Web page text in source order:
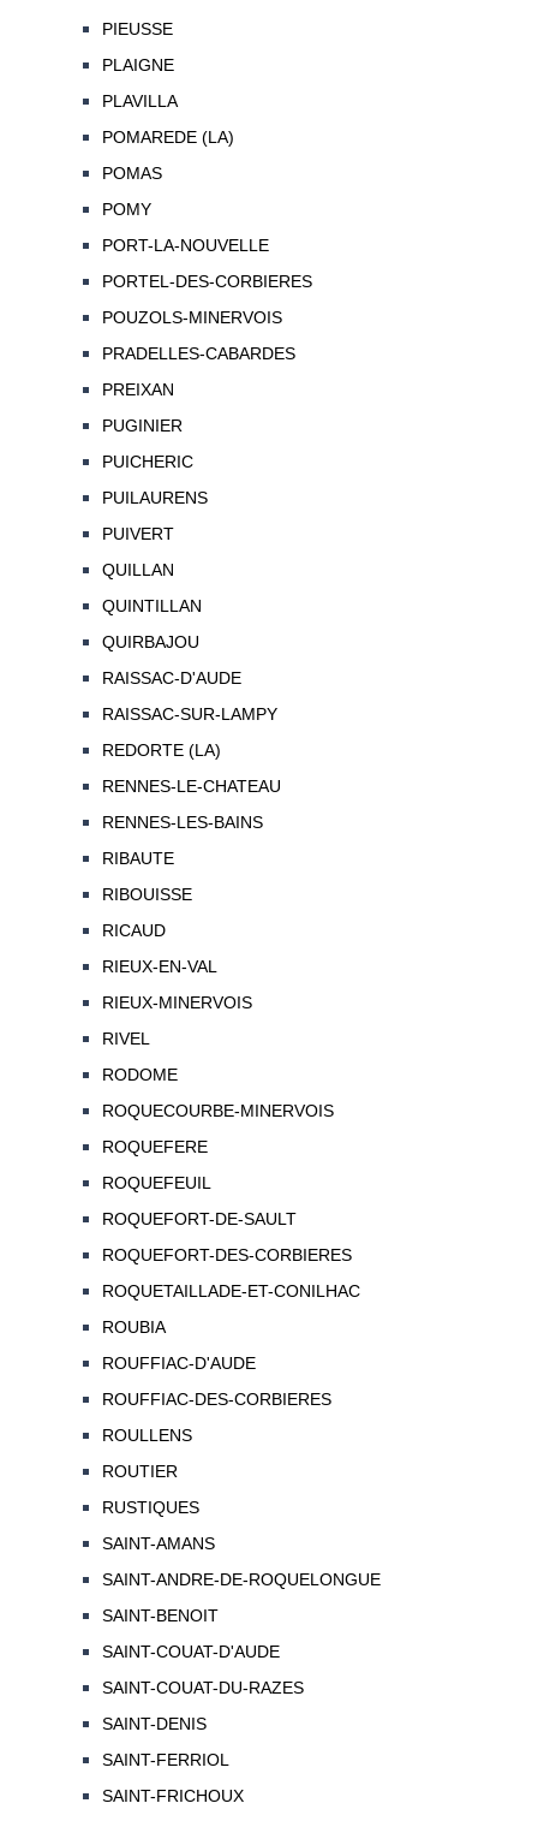
PIEUSSE
PLAIGNE
PLAVILLA
POMAREDE (LA)
POMAS
POMY
PORT-LA-NOUVELLE
PORTEL-DES-CORBIERES
POUZOLS-MINERVOIS
PRADELLES-CABARDES
PREIXAN
PUGINIER
PUICHERIC
PUILAURENS
PUIVERT
QUILLAN
QUINTILLAN
QUIRBAJOU
RAISSAC-D'AUDE
RAISSAC-SUR-LAMPY
REDORTE (LA)
RENNES-LE-CHATEAU
RENNES-LES-BAINS
RIBAUTE
RIBOUISSE
RICAUD
RIEUX-EN-VAL
RIEUX-MINERVOIS
RIVEL
RODOME
ROQUECOURBE-MINERVOIS
ROQUEFERE
ROQUEFEUIL
ROQUEFORT-DE-SAULT
ROQUEFORT-DES-CORBIERES
ROQUETAILLADE-ET-CONILHAC
ROUBIA
ROUFFIAC-D'AUDE
ROUFFIAC-DES-CORBIERES
ROULLENS
ROUTIER
RUSTIQUES
SAINT-AMANS
SAINT-ANDRE-DE-ROQUELONGUE
SAINT-BENOIT
SAINT-COUAT-D'AUDE
SAINT-COUAT-DU-RAZES
SAINT-DENIS
SAINT-FERRIOL
SAINT-FRICHOUX